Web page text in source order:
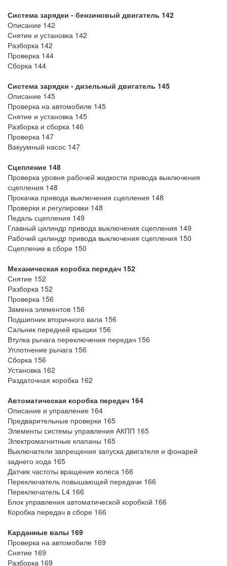
Система зарядки - бензиновый двигатель 142
Описание 142
Снятие и установка 142
Разборка 142
Проверка 144
Сборка 144
Система зарядки - дизельный двигатель 145
Описание 145
Проверка на автомобиле 145
Снятие и установка 145
Разборка и сборка 146
Проверка 147
Вакуумный насос 147
Сцепление 148
Проверка уровня рабочей жидкости привода выключения
сцепления 148
Прокачка привода выключения сцепления 148
Проверки и регулировки 148
Педаль сцепления 149
Главный цилиндр привода выключения сцепления 149
Рабочий цилиндр привода выключения сцепления 150
Сцепление в сборе 150
Механическая коробка передач 152
Снятие 152
Разборка 152
Проверка 156
Замена элементов 156
Подшипник вторичного вала 156
Сальник передней крышки 156
Втулка рычага переключения передач 156
Уплотнение рычага 156
Сборка 156
Установка 162
Раздаточная коробка 162
Автоматическая коробка передач 164
Описание и управление 164
Предварительные проверки 165
Элементы системы управления АКПП 165
Электромагнитные клапаны 165
Выключатели запрещения запуска двигателя и фонарей
заднего хода 165
Датчик частоты вращения колеса 166
Переключатель повышающей передачи 166
Переключатель L4 166
Блок управления автоматической коробкой 166
Коробка передач в сборе 166
Карданные валы 169
Проверка на автомобиле 169
Снятие 169
Разборка 169